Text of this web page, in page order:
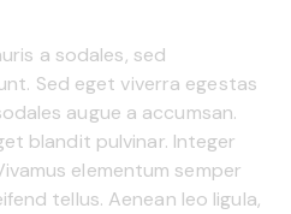
a sodales, sed
Sed eget viverra egestas
augue a accumsan.
blandit pulvinar. Integer
elementum semper
tellus. Aenean leo ligula,